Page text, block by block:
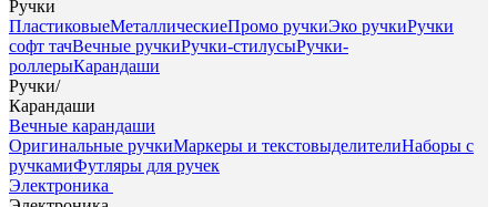
Ручки
ПластиковыеМеталлическиеПромо ручкиЭко ручкиРучки
софт тачВечные ручкиРучки-стилусыРучки-
роллерыКарандаши
Ручки/
Карандаши
Вечные карандаши
Оригинальные ручкиМаркеры и текстовыделителиНаборы с
ручкамиФутляры для ручек
Электроника